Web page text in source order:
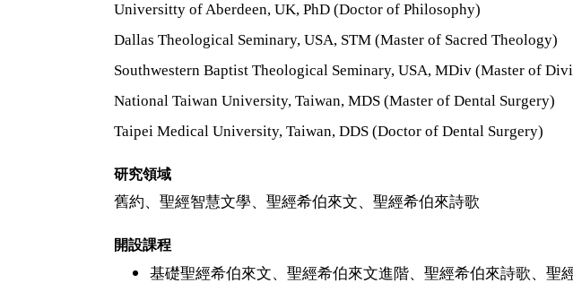
Universitty of Aberdeen, UK, PhD (Doctor of Philosophy)
Dallas Theological Seminary, USA, STM (Master of Sacred Theology)
Southwestern Baptist Theological Seminary, USA, MDiv (Master of
National Taiwan University, Taiwan, MDS (Master of Dental Surgery)
Taipei Medical University, Taiwan, DDS (Doctor of Dental Surgery)
研究領域
舊約、聖經智慧文學、聖經希伯來文、聖經希伯來詩歌
開設課程
基礎聖經希伯來文、聖經希伯來文進階、聖經希伯來詩歌、聖